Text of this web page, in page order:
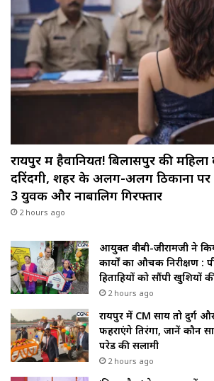
रायपुर में हैवानियत! बिलासपुर की
दरिंदगी, शहर के अलग-अलग ठिकानों
3 युवक और नाबालिग गिरफ्तार
2 hours ago
आयुक्त वीबी-जीरामजी ने किया
कार्यों का औचक निरीक्षण :
हितग्राहियों को सौंपी खुशियों
2 hours ago
रायपुर में CM साय तो दुर्ग
फहराएंगे तिरंगा, जानें कौन
परेड की सलामी
2 hours ago